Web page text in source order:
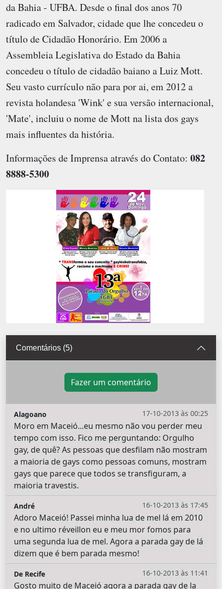
da Bahia - UFBA. Desde o final dos anos 70
radicado em Salvador, cidade que lhe concedeu o
título de Cidadão Honorário. Em 2006 a
Assembleia Legislativa do Estado da Bahia
concedeu o título de cidadão baiano a Luiz Mott.
Seu vasto currículo não para por ai, em 2012 a
revista holandesa 'Wink' e sua versão internacional,
'Mate', incluiu o nome de Mott na lista dos gays
mais influentes da história.
Informações de Imprensa através do Contato: 082
8888-5300
Comentários (5)
Fazer um comentário
17-10-2013 às 00:25
Alagoano
Moro em Maceió...eu mesmo não vou perder meu
tempo com isso. Fico me perguntando: Orgulho
gay, de quê? As pessoas que desfilam não mostram
a maioria de gays como pessoas comuns, mostram
gays que parece que todos se transfiguram, a
maioria travestis.
16-10-2013 às 17:45
André
Adoro Maceió! Passei minha lua de mel lá em 2010
e no ultimo réveillon eu e meu mor fomos para
uma segunda lua de mel. Agora a parada gay de lá
dizem que é bem parada mesmo!
16-10-2013 às 11:41
De Recife
Gosto muito de Maceió agora a parada gay de la